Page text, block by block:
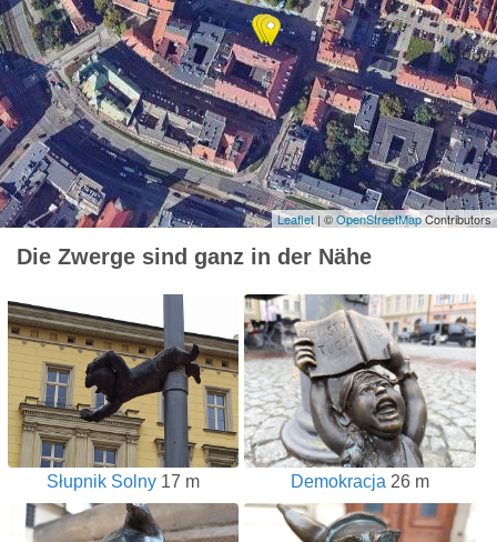
Leaflet | ©OpenStreetMapContributors
Die Zwerge sind ganz in der Nähe
Słupnik Solny 17 m Demokracja 26 m